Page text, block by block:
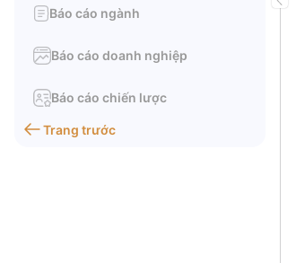
Báo cáo ngành
Báo cáo doanh nghiệp
Báo cáo chiến lược
Trang trước